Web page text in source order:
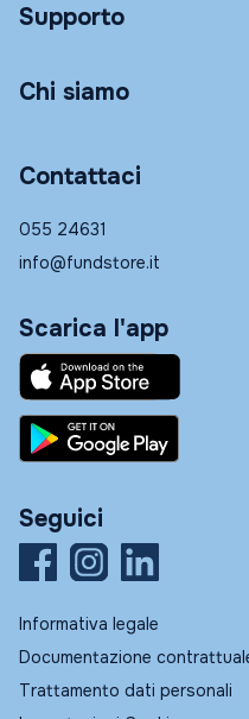
Supporto
Chi siamo
Contattaci
055 24631
info@fundstore.it
Scarica l'app
Seguici
Informativa legale
Documentazione
Trattamento dati personali